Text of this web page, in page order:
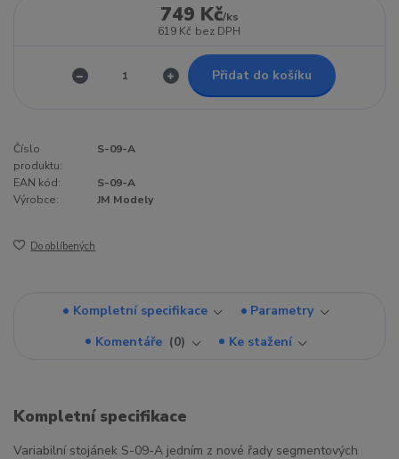
749 Kč/ks
619 Kč bez DPH
Přidat do košíku
Číslo
produktu:
S-09-A
EAN kód:
S-09-A
Výrobce:
JM Modely
Do oblíbených
Kompletní specifikace
Parametry
Komentáře
0 Ke stažení
Kompletní specifikace
Variabilní stojánek S-09-A jedním z nové řady segmentových